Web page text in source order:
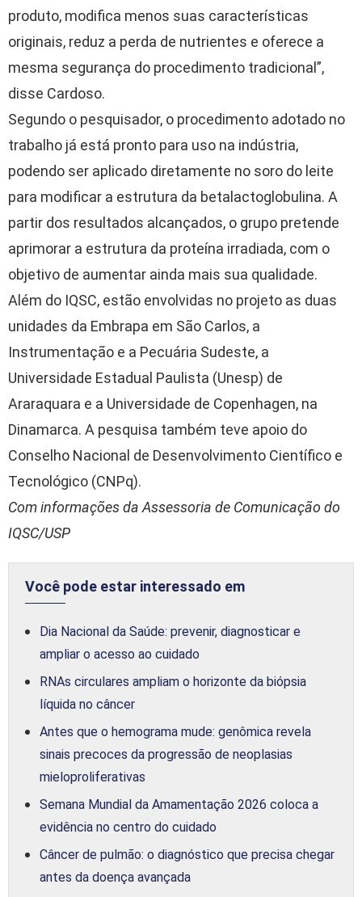
produto, modifica menos suas características
originais, reduz a perda de nutrientes e oferece a
mesma segurança do procedimento tradicional”,
disse Cardoso.
Segundo o pesquisador, o procedimento adotado no
trabalho já está pronto para uso na indústria,
podendo ser aplicado diretamente no soro do leite
para modificar a estrutura da betalactoglobulina. A
partir dos resultados alcançados, o grupo pretende
aprimorar a estrutura da proteína irradiada, com o
objetivo de aumentar ainda mais sua qualidade.
Além do IQSC, estão envolvidas no projeto as duas
unidades da Embrapa em São Carlos, a
Instrumentação e a Pecuária Sudeste, a
Universidade Estadual Paulista (Unesp) de
Araraquara e a Universidade de Copenhagen, na
Dinamarca. A pesquisa também teve apoio do
Conselho Nacional de Desenvolvimento Científico e
Tecnológico (CNPq).
Com informações da Assessoria de Comunicação do
IQSC/USP
Você pode estar interessado em
Dia Nacional da Saúde: prevenir, diagnosticar e
ampliar o acesso ao cuidado
RNAs circulares ampliam o horizonte da biópsia
líquida no câncer
Antes que o hemograma mude: genômica revela
sinais precoces da progressão de neoplasias
mieloproliferativas
Semana Mundial da Amamentação 2026 coloca a
evidência no centro do cuidado
Câncer de pulmão: o diagnóstico que precisa chegar
antes da doença avançada